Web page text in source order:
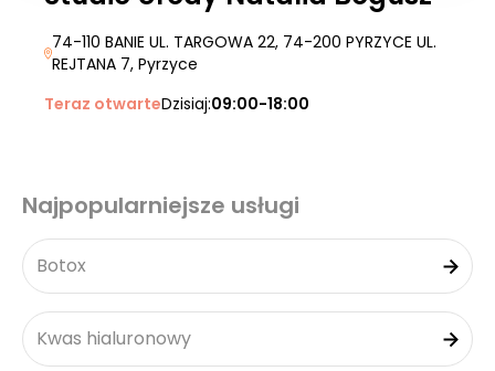
74-110 BANIE UL. TARGOWA 22, 74-200 PYRZYCE UL.
REJTANA 7, Pyrzyce
Teraz otwarteDzisiaj:09:00-18:00
Najpopularniejsze usługi
Botox
Kwas hialuronowy